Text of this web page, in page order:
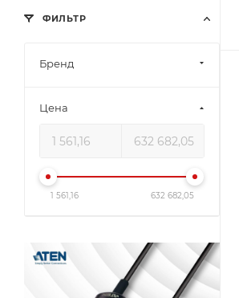
ФИЛЬТР
Бренд
Цена
1 561,16 632 682,05